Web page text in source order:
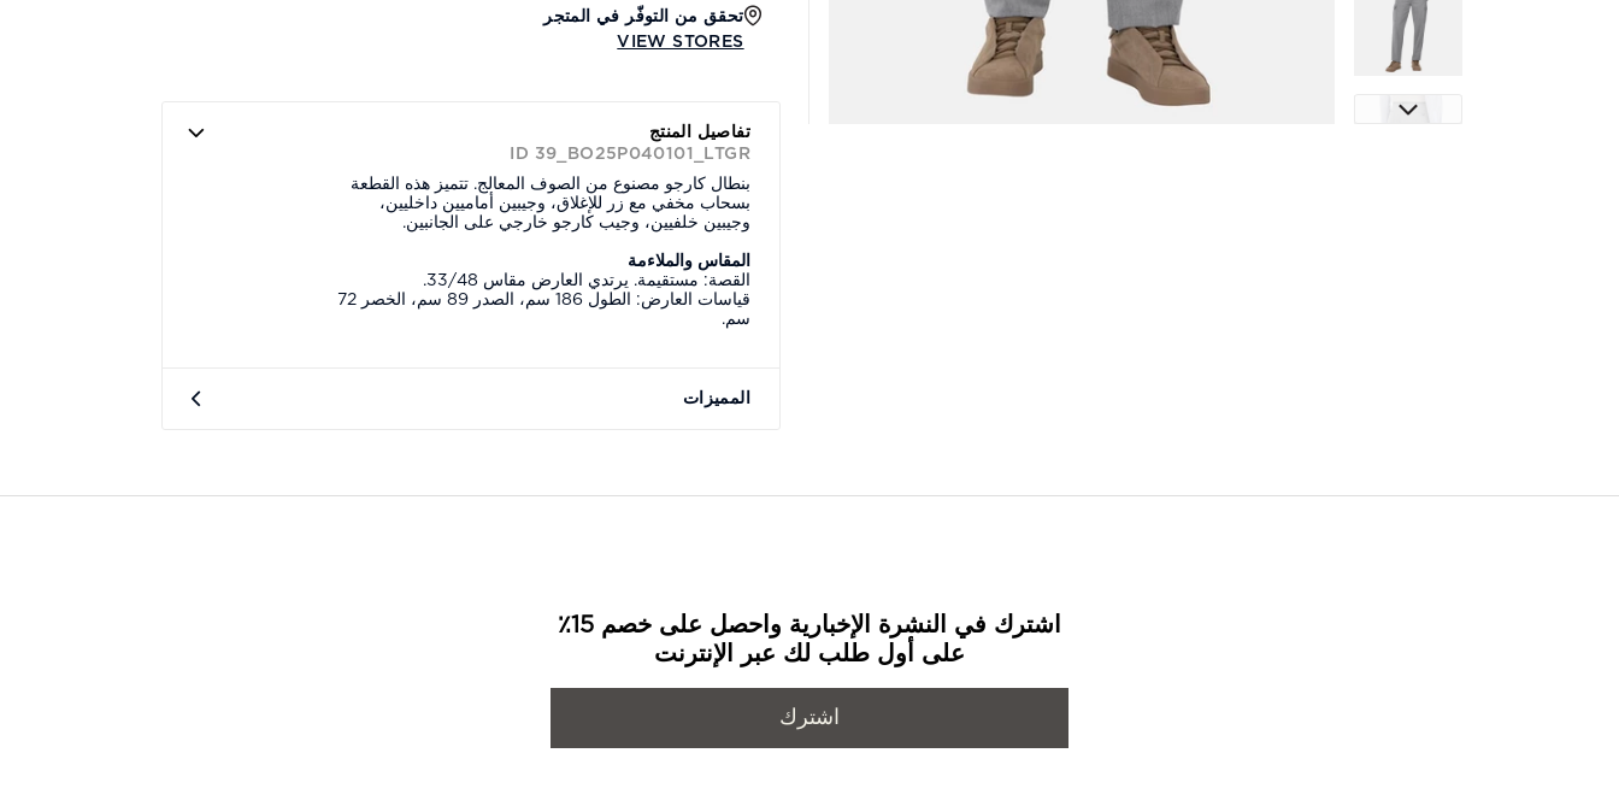
تحقق من التوفّر في المتجر
VIEW STORES
تفاصيل المنتج
ID 39_BO25P040101_LTGR
بنطال كارجو مصنوع من الصوف المعالج. تتميز هذه القطعة
بسحاب مخفي مع زر للإغلاق، وجيبين أماميين داخليين،
وجيبين خلفيين، وجيب كارجو خارجي على الجانبين.
المقاس والملاءمة
القصة: مستقيمة. يرتدي العارض مقاس 33/48.
قياسات العارض: الطول 186 سم، الصدر 89 سم، الخصر 72
سم.
المميزات
اشترك في النشرة الإخبارية واحصل على خصم 15٪
على أول طلب لك عبر الإنترنت
اشترك